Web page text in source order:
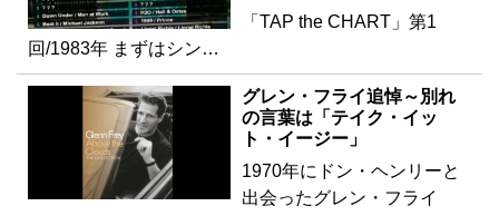
「TAP the CHART」第1
回/1983年 まずはシン…
グレン・フライ追悼～別れ
の言葉は「テイク・イッ
ト・イージー」
1970年にドン・ヘンリーと
出会ったグレン・フライ